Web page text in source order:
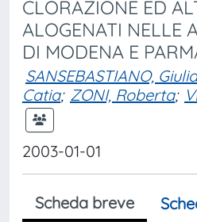
CLORAZIONE ED
ALOGENATI NELLE
DI MODENA E
SANSEBASTIANO,
Catia; ZONI, Roberta;
2003-01-01
Scheda breve